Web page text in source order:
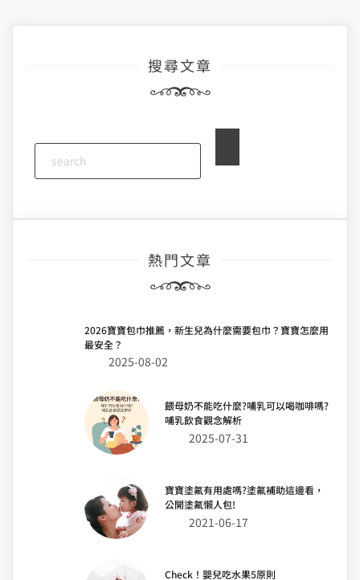
搜尋文章
熱門文章
2026寶寶包巾推薦，新生兒為什麼需要包巾？寶寶怎麼用
最安全？
2025-08-02
餵母奶不能吃什麼?哺乳可以喝咖啡嗎?
哺乳飲食觀念解析
2025-07-31
寶寶塗氟有用處嗎?塗氟補助這邊看，
公開塗氟懶人包!
2021-06-17
Check！嬰兒吃水果5原則